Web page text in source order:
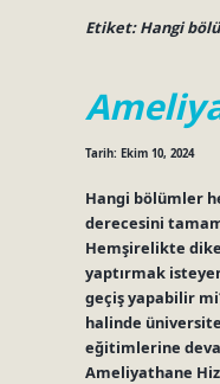
Etiket:Hangi
Tarih: Ekim 10, 2024
Hangi bölümler
derecesini
Hemşirelikte
yaptırmak
geçiş yapabilir
halinde
eğitimlerine
Ameliyathane